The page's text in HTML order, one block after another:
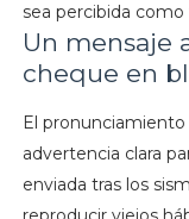
sea percibida
Un mensaje
cheque en
El
advertencia clara
enviada tras los